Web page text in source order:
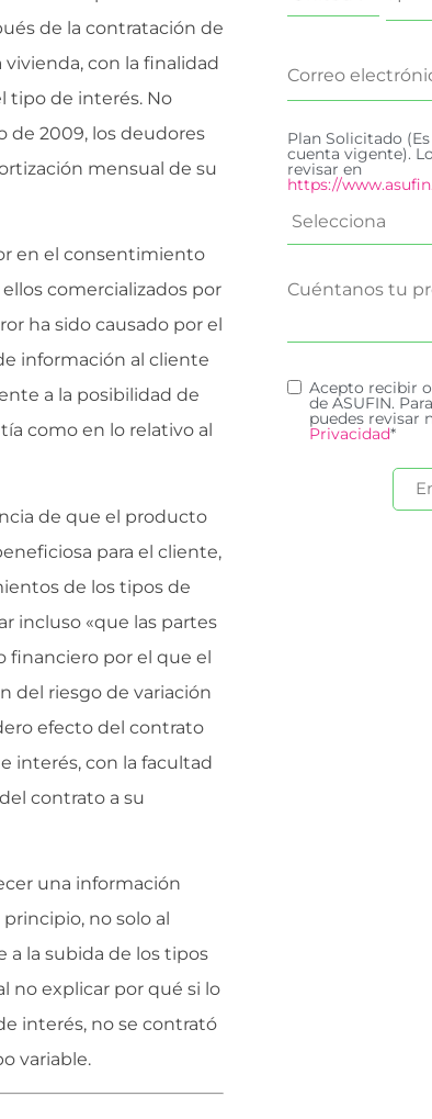
de la contratación de
con la finalidad
tipo de interés. No
de 2009, los deudores
mensual de su
en el consentimiento
comercializados por
ha sido causado por el
información al cliente
a la posibilidad de
como en lo relativo al
de que el producto
para el cliente,
de los tipos de
incluso «que las partes
financiero por el que el
del riesgo de variación
efecto del contrato
interés, con la facultad
contrato a su
una información
no solo al
la subida de los tipos
no explicar por qué si lo
interés, no se contrató
variable.
Plan Solicitado
cuenta vigente).
revisar en
https://
Acepto recibir
de ASUFIN.
puedes revisar
Privacidad*